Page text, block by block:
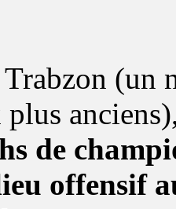
(un
plus
de
offensif